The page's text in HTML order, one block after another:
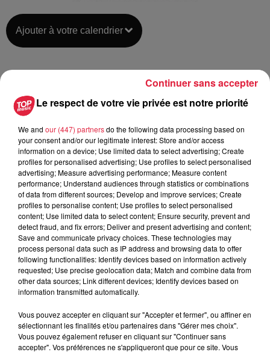
Ajouter à votre calendrier
5 octobre 2024 à 20h00
au5 octobre 2024 à 22h00
Lieu
Centre Sportif
67118 Geispolsheim
Organisateur https://cjs-geispolsheim.fr/
Tarif Payant
Le respect de votre vie privée est notre priorité
We and our (447) partnersdo the following data processing based on
your consent and/or our legitimate interest: Store and/or access
information on a device; Use limited data to select advertising; Create
profiles for personalised advertising; Use profiles to select personalised
advertising; Measure advertising performance; Measure content
performance; Understand audiences through statistics or combinations
of data from different sources; Develop and improve services; Create
profiles to personalise content; Use profiles to select personalised
content; Use limited data to select content; Ensure security, prevent and
detect fraud, and fix errors; Deliver and present advertising and content;
Save and communicate privacy choices. These technologies may
process personal data such as IP address and browsing data to offer
following functionalities: Identify devices based on information actively
requested; Use precise geolocation data; Match and combine data from
other data sources; Link different devices; Identify devices based on
information transmitted automatically.
Vous pouvez accepter en cliquant sur "Accepter et fermer", ou affiner en
sélectionnant les finalités et/ou partenaires dans "Gérer mes choix".
Vous pouvez également refuser en cliquant sur "Continuer sans
accepter". Vos préférences ne s'appliqueront que pour ce site. Vous
Continuer sans accepter